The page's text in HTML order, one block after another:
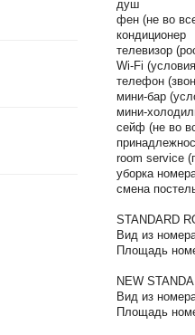
душ
фен (не во
кондиционер
телевизор
Wi-Fi
телефон
мини-бар
мини-
сейф (не во
room service
уборка
смена
STANDARD
Вид из
Площадь
NEW
Вид из
Площадь